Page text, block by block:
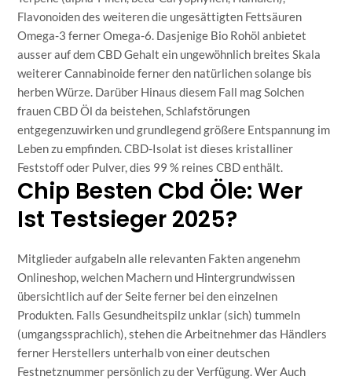
Flavonoiden des weiteren die ungesättigten Fettsäuren
Omega-3 ferner Omega-6. Dasjenige Bio Rohöl anbietet
ausser auf dem CBD Gehalt ein ungewöhnlich breites Skala
weiterer Cannabinoide ferner den natürlichen solange bis
herben Würze. Darüber Hinaus diesem Fall mag Solchen
frauen CBD Öl da beistehen, Schlafstörungen
entgegenzuwirken und grundlegend größere Entspannung im
Leben zu empfinden. CBD-Isolat ist dieses kristalliner
Feststoff oder Pulver, dies 99 % reines CBD enthält.
Chip Besten Cbd Öle: Wer
Ist Testsieger 2025?
Mitglieder aufgabeln alle relevanten Fakten angenehm
Onlineshop, welchen Machern und Hintergrundwissen
übersichtlich auf der Seite ferner bei den einzelnen
Produkten. Falls Gesundheitspilz unklar (sich) tummeln
(umgangssprachlich), stehen die Arbeitnehmer das Händlers
ferner Herstellers unterhalb von einer deutschen
Festnetznummer persönlich zu der Verfügung. Wer Auch